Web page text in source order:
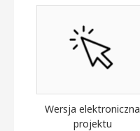
Wersja elektroniczna
projektu